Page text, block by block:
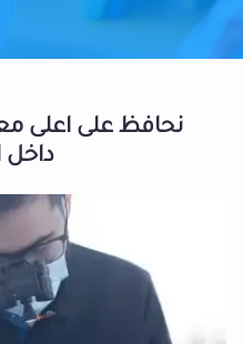
نحافظ على اعلى
داخل